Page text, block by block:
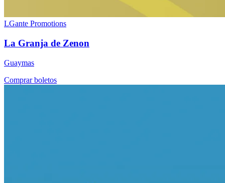
LGante Promotions
La Granja de Zenon
Guaymas
Comprar boletos